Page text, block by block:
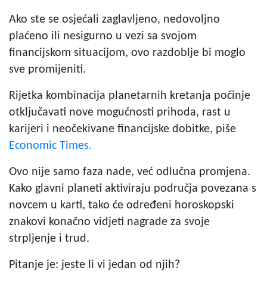
Ako ste se osjećali zaglavljeno, nedovoljno
plaćeno ili nesigurno u vezi sa svojom
financijskom situacijom, ovo razdoblje bi moglo
sve promijeniti.
Rijetka kombinacija planetarnih kretanja počinje
otključavati nove mogućnosti prihoda, rast u
karijeri i neočekivane financijske dobitke, piše
Economic Times.
Ovo nije samo faza nade, već odlučna promjena.
Kako glavni planeti aktiviraju područja povezana s
novcem u karti, tako će određeni horoskopski
znakovi konačno vidjeti nagrade za svoje
strpljenje i trud.
Pitanje je: jeste li vi jedan od njih?